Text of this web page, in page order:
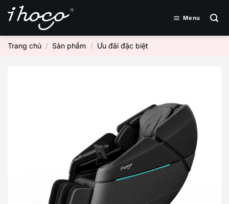
qua
dung
Menu
Trang chủ / Sản phẩm / Ưu đãi đặc biệt